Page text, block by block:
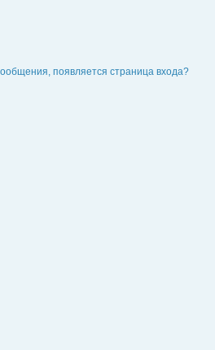
появляется страница входа?